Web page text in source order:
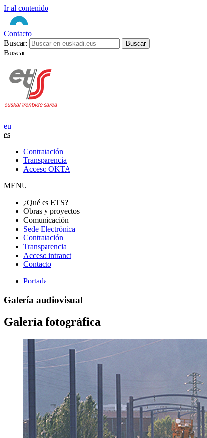
Ir al contenido
Contacto
Buscar:
Buscar
eu
es
Contratación
Transparencia
Acceso OKTA
MENU
¿Qué es ETS?
Obras y proyectos
Comunicación
Sede Electrónica
Contratación
Transparencia
Acceso intranet
Contacto
Portada
Galería audiovisual
Galería fotográfica